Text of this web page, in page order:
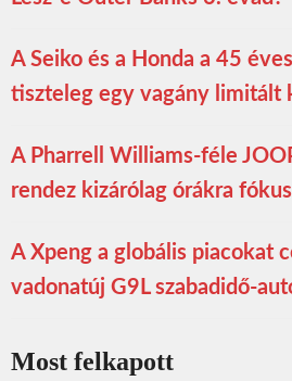
A Seiko és a Honda a 45
tiszteleg egy vagány limitált
A Pharrell Williams-féle
rendez kizárólag órákra
A Xpeng a globális piacokat
vadonatúj G9L szabadidő-
Most felkapott